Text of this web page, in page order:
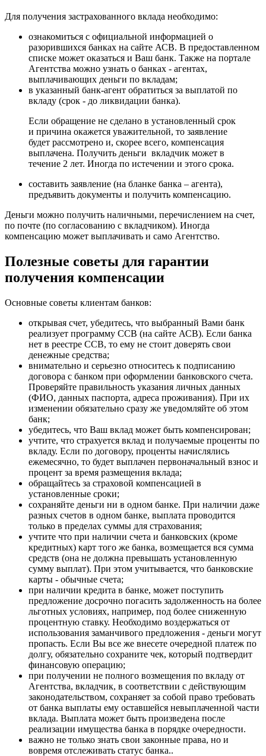
Для получения застрахованного вклада необходимо:
ознакомиться с официальной информацией о
разорившихся банках на сайте АСВ. В предоставленном
списке может оказаться и Ваш банк. Также на портале
Агентства можно узнать о банках - агентах,
выплачивающих деньги по вкладам;
в указанный банк-агент обратиться за выплатой по
вкладу (срок - до ликвидации банка).
Если обращение не сделано в установленный срок
и причина окажется уважительной, то заявление
будет рассмотрено и, скорее всего, компенсация
выплачена. Получить деньги вкладчик может в
течение 2 лет. Иногда по истечении и этого срока.
составить заявление (на бланке банка – агента),
предъявить документы и получить компенсацию.
Деньги можно получить наличными, перечислением на счет,
по почте (по согласованию с вкладчиком). Иногда
компенсацию может выплачивать и само Агентство.
Полезные советы для гарантии
получения компенсации
Основные советы клиентам банков:
открывая счет, убедитесь, что выбранный Вами банк
реализует программу ССВ (на сайте АСВ). Если банка
нет в реестре ССВ, то ему не стоит доверять свои
денежные средства;
внимательно и серьезно относитесь к подписанию
договора с банком при оформлении банковского счета.
Проверяйте правильность указания личных данных
(ФИО, данных паспорта, адреса проживания). При их
изменении обязательно сразу же уведомляйте об этом
банк;
убедитесь, что Ваш вклад может быть компенсирован;
учтите, что страхуется вклад и получаемые проценты по
вкладу. Если по договору, проценты начислялись
ежемесячно, то будет выплачен первоначальный взнос и
процент за время размещения вклада;
обращайтесь за страховой компенсацией в
установленные сроки;
сохраняйте деньги ни в одном банке. При наличии даже
разных счетов в одном банке, выплата проводится
только в пределах суммы для страхования;
учтите что при наличии счета и банковских (кроме
кредитных) карт того же банка, возмещается вся сумма
средств (она не должна превышать установленную
сумму выплат). При этом учитывается, что банковские
карты - обычные счета;
при наличии кредита в банке, может поступить
предложение досрочно погасить задолженность на более
льготных условиях, например, под более сниженную
процентную ставку. Необходимо воздержаться от
использования заманчивого предложения - деньги могут
пропасть. Если Вы все же внесете очередной платеж по
долгу, обязательно сохраните чек, который подтвердит
финансовую операцию;
при получении не полного возмещения по вкладу от
Агентства, вкладчик, в соответствии с действующим
законодательством, сохраняет за собой право требовать
от банка выплаты ему оставшейся невыплаченной части
вклада. Выплата может быть произведена после
реализации имущества банка в порядке очередности.
важно не только знать свои законные права, но и
вовремя отслеживать статус банка..